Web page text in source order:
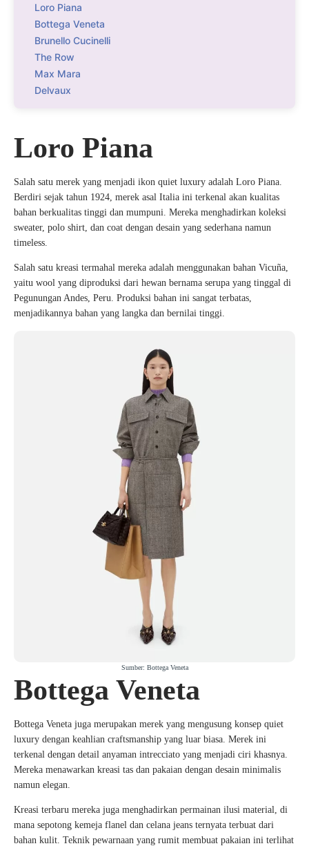
Loro Piana
Bottega Veneta
Brunello Cucinelli
The Row
Max Mara
Delvaux
Loro Piana
Salah satu merek yang menjadi ikon quiet luxury adalah Loro Piana.
Berdiri sejak tahun 1924, merek asal Italia ini terkenal akan kualitas
bahan berkualitas tinggi dan mumpuni. Mereka menghadirkan koleksi
sweater, polo shirt, dan coat dengan desain yang sederhana namun
timeless.
Salah satu kreasi termahal mereka adalah menggunakan bahan Vicuña,
yaitu wool yang diproduksi dari hewan bernama serupa yang tinggal di
Pegunungan Andes, Peru. Produksi bahan ini sangat terbatas,
menjadikannya bahan yang langka dan bernilai tinggi.
Sumber: Bottega Veneta
Bottega Veneta
Bottega Veneta juga merupakan merek yang mengusung konsep quiet
luxury dengan keahlian craftsmanship yang luar biasa. Merek ini
terkenal dengan detail anyaman intrecciato yang menjadi ciri khasnya.
Mereka menawarkan kreasi tas dan pakaian dengan desain minimalis
namun elegan.
Kreasi terbaru mereka juga menghadirkan permainan ilusi material, di
mana sepotong kemeja flanel dan celana jeans ternyata terbuat dari
bahan kulit. Teknik pewarnaan yang rumit membuat pakaian ini terlihat